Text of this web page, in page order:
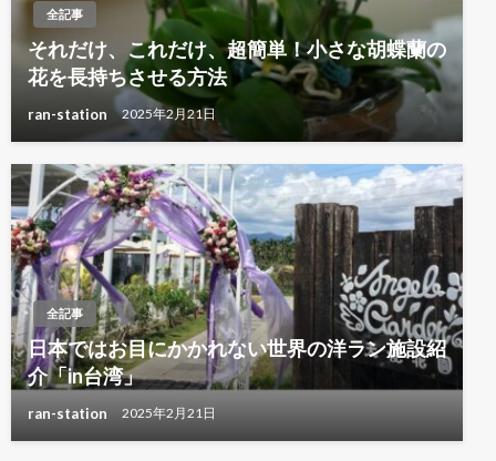
全記事
それだけ、これだけ、超簡単！小さな胡蝶蘭の
花を長持ちさせる方法
ran-station 2025年2月21日
全記事
日本ではお目にかかれない世界の洋ラン施設紹
介「in台湾」
ran-station 2025年2月21日